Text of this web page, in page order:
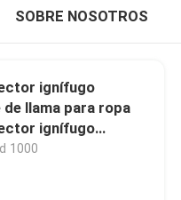
SOBRE NOSOTROS
ignífugo
llama para ropa
ignífugo
fuego EN 20471
1000